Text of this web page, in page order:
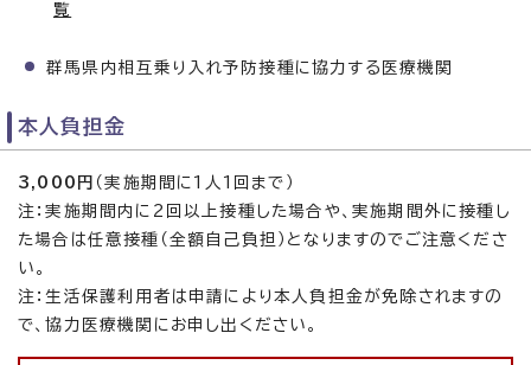
覧
群馬県内相互乗り入れ予防接種に協力する医療機関
本人負担金
3,000円 （実施期間に1人1回まで）
注：実施期間内に2回以上接種した場合や、実施期間外に接種し
た場合は任意接種（全額自己負担）となりますのでご注意くださ
い。
注：生活保護利用者は申請により本人負担金が免除されますの
で、協力医療機関にお申し出ください。